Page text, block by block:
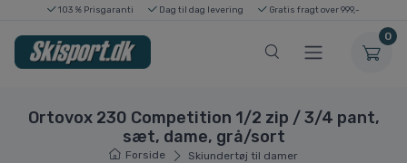
103 % Prisgaranti Dag til dag levering Gratis fragt over 999,-
0
Ortovox 230 Competition 1/2 zip / 3/4 pant,
sæt, dame, grå/sort
Forside Skiundertøj til damer